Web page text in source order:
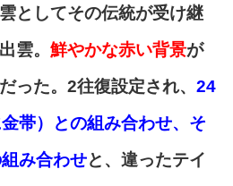
としてその伝統が受け継
雲。 鮮やかな赤い背景が
った。2往復設定され、 24
帯）との組み合わせ、そ
み合わせと、違ったテイ